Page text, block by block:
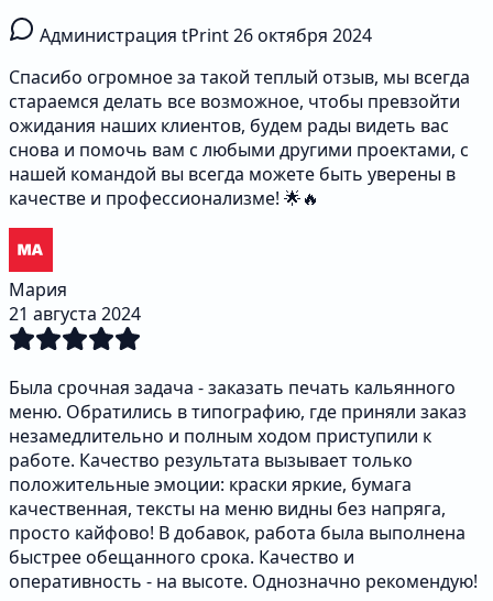
Администрация tPrint26 октября 2024
Спасибо огромное за такой теплый отзыв, мы всегда
стараемся делать все возможное, чтобы превзойти
ожидания наших клиентов, будем рады видеть вас
снова и помочь вам с любыми другими проектами, с
нашей командой вы всегда можете быть уверены в
качестве и профессионализме! 🌟🔥
Мария
21 августа 2024
Была срочная задача - заказать печать кальянного
меню. Обратились в типографию, где приняли заказ
незамедлительно и полным ходом приступили к
работе. Качество результата вызывает только
положительные эмоции: краски яркие, бумага
качественная, тексты на меню видны без напряга,
просто кайфово! В добавок, работа была выполнена
быстрее обещанного срока. Качество и
оперативность - на высоте. Однозначно рекомендую!